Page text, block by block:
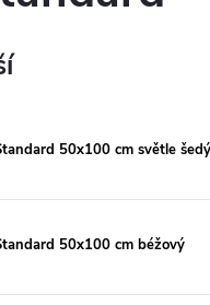
50x100 cm světle šedý
50x100 cm béžový